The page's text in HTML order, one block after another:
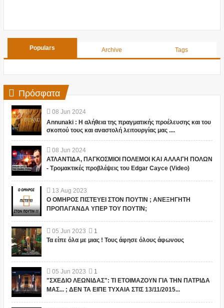
Populars Archive Tags
Πρόσφατα
08 Jun 2024
Annunaki : Η αλήθεια της πραγματικής προέλευσης και του
σκοπού τους και αναστολή λειτουργίας μας ....
08 Jun 2024
ΑΤΛΑΝΤΙΔΑ, ΠΑΓΚΟΣΜΙΟΙ ΠΟΛΕΜΟΙ ΚΑΙ ΑΛΛΑΓΗ ΠΟΛΩΝ
- Τρομακτικές προβλέψεις του Edgar Cayce (Video)
13 Aug 2023
Ο ΟΜΗΡΟΣ ΠΙΣΤΕΥΕΙ ΣΤΟΝ ΠΟΥΤΙΝ ; ΑΝΕΞΗΓΗΤΗ
ΠΡΟΠΑΓΑΝΔΑ ΥΠΕΡ ΤΟΥ ΠΟΥΤΙΝ;
05 Jun 2023
1
Τα είπε όλα με μιας ! Τους άφησε όλους άφωνους
05 Jun 2023
1
"ΣΧΕΔΙΟ ΛΕΩΝΙΔΑΣ": ΤΙ ΕΤΟΙΜΑΖΟΥΝ ΓΙΑ ΤΗΝ ΠΑΤΡΙΔΑ
ΜΑΣ... ; ΔΕΝ ΤΑ ΕΙΠΕ ΤΥΧΑΙΑ ΣΤΙΣ 13/11/2015...